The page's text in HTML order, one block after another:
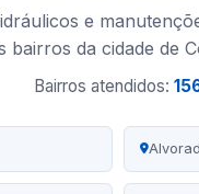
e
bairros da cidade de
Bairros atendidos: